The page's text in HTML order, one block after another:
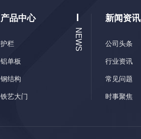
产品中心
护栏
铝单板
钢结构
铁艺大门
新闻资讯
NEWS 公司头条
行业资讯
常见问题
时事聚焦